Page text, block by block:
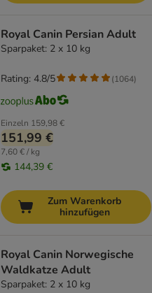
Royal Canin Persian Adult
Sparpaket: 2 x 10 kg
Einzeln 159,98 €
151,99 €
7,60 € / kg
144,39 €
Rating: 4.8/5 (1064)
Zum Warenkorb
hinzufügen
Royal Canin Norwegische
Waldkatze Adult
Sparpaket: 2 x 10 kg